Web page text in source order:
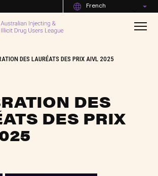
French
DES LAURÉATS DES PRIX AIVL 2025
DES
DES PRIX